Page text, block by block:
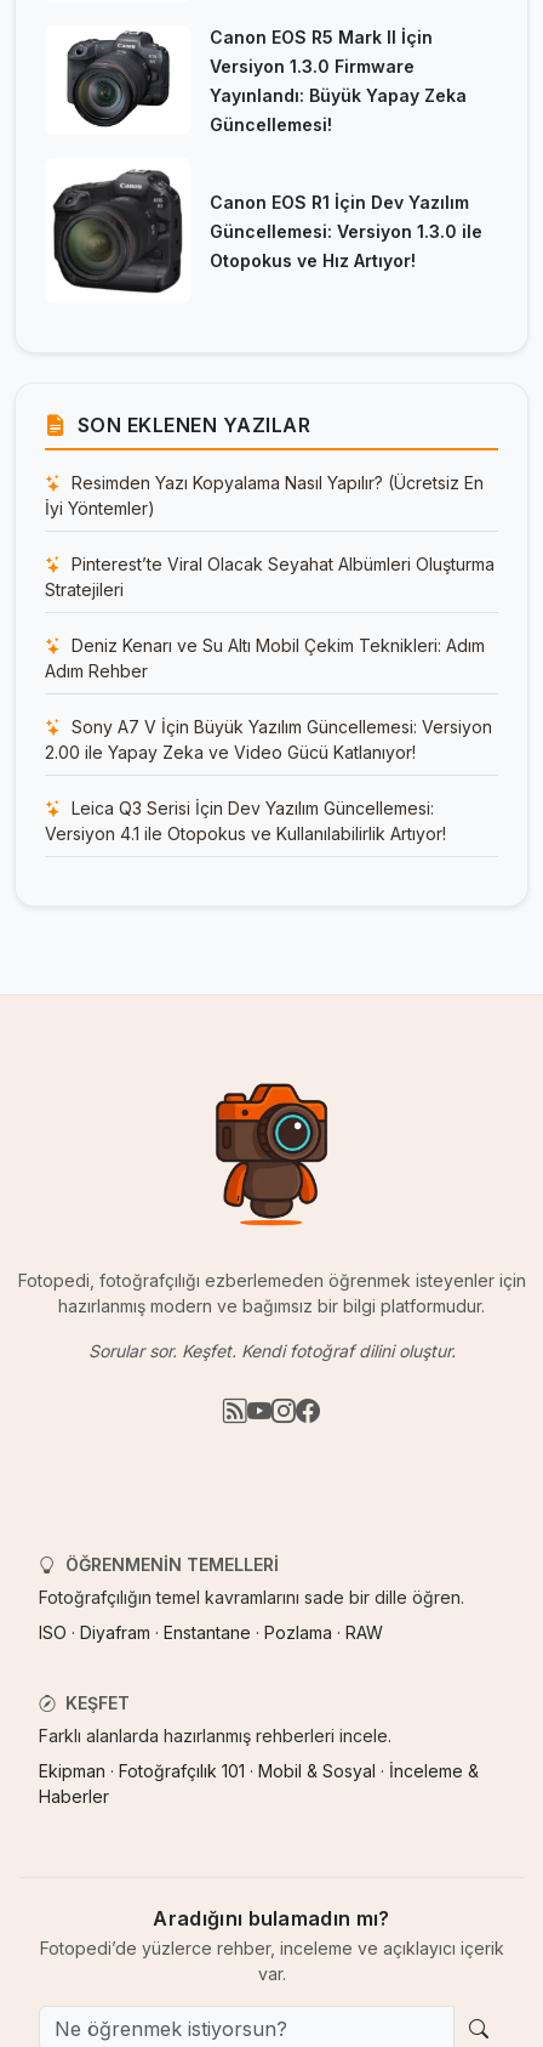
Canon EOS R5 Mark II İçin
Versiyon 1.3.0 Firmware
Yayınlandı: Büyük Yapay Zeka
Güncellemesi!
Canon EOS R1 İçin Dev Yazılım
Güncellemesi: Versiyon 1.3.0 ile
Otopokus ve Hız Artıyor!
SON EKLENEN YAZILAR
Resimden Yazı Kopyalama Nasıl Yapılır? (Ücretsiz En
İyi Yöntemler)
Pinterest’te Viral Olacak Seyahat Albümleri Oluşturma
Stratejileri
Deniz Kenarı ve Su Altı Mobil Çekim Teknikleri: Adım
Adım Rehber
Sony A7 V İçin Büyük Yazılım Güncellemesi: Versiyon
2.00 ile Yapay Zeka ve Video Gücü Katlanıyor!
Leica Q3 Serisi İçin Dev Yazılım Güncellemesi:
Versiyon 4.1 ile Otopokus ve Kullanılabilirlik Artıyor!
Fotopedi, fotoğrafçılığı ezberlemeden öğrenmek isteyenler için
hazırlanmış modern ve bağımsız bir bilgi platformudur.
Sorular sor. Keşfet. Kendi fotoğraf dilini oluştur.
ÖĞRENMENIN TEMELLERI
Fotoğrafçılığın temel kavramlarını sade bir dille öğren.
ISO · Diyafram · Enstantane · Pozlama · RAW
KEŞFET
Farklı alanlarda hazırlanmış rehberleri incele.
Ekipman · Fotoğrafçılık 101 · Mobil & Sosyal · İnceleme &
Haberler
Aradığını bulamadın mı?
Fotopedi’de yüzlerce rehber, inceleme ve açıklayıcı içerik
var.